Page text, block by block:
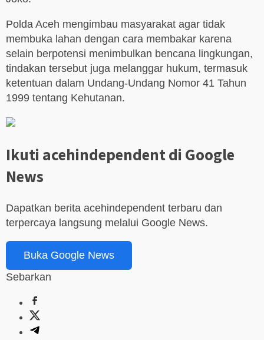
Polda Aceh mengimbau masyarakat agar tidak
membuka lahan dengan cara membakar karena
selain berpotensi menimbulkan bencana lingkungan,
tindakan tersebut juga melanggar hukum, termasuk
ketentuan dalam Undang-Undang Nomor 41 Tahun
1999 tentang Kehutanan.
Ikuti acehindependent di Google
News
Dapatkan berita acehindependent terbaru dan
terpercaya langsung melalui Google News.
Buka Google News
Sebarkan